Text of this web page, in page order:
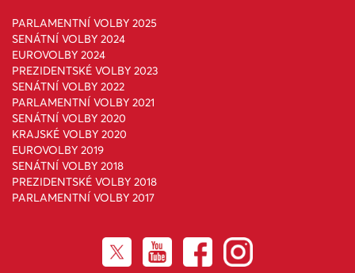
PARLAMENTNÍ VOLBY 2025
SENÁTNÍ VOLBY 2024
EUROVOLBY 2024
PREZIDENTSKÉ VOLBY 2023
SENÁTNÍ VOLBY 2022
PARLAMENTNÍ VOLBY 2021
SENÁTNÍ VOLBY 2020
KRAJSKÉ VOLBY 2020
EUROVOLBY 2019
SENÁTNÍ VOLBY 2018
PREZIDENTSKÉ VOLBY 2018
PARLAMENTNÍ VOLBY 2017